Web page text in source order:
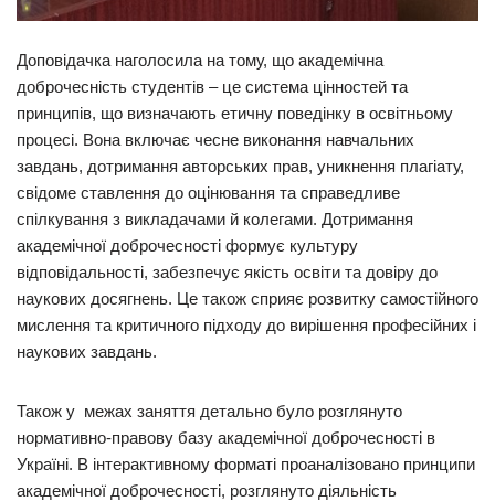
Доповідачка наголосила на тому, що академічна
доброчесність студентів – це система цінностей та
принципів, що визначають етичну поведінку в освітньому
процесі. Вона включає чесне виконання навчальних
завдань, дотримання авторських прав, уникнення плагіату,
свідоме ставлення до оцінювання та справедливе
спілкування з викладачами й колегами. Дотримання
академічної доброчесності формує культуру
відповідальності, забезпечує якість освіти та довіру до
наукових досягнень. Це також сприяє розвитку самостійного
мислення та критичного підходу до вирішення професійних і
наукових завдань.
Також у межах заняття детально було розглянуто
нормативно-правову базу академічної доброчесності в
Україні. В інтерактивному форматі проаналізовано принципи
академічної доброчесності, розглянуто діяльність